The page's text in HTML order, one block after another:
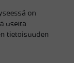
on
useita
tietoisuuden